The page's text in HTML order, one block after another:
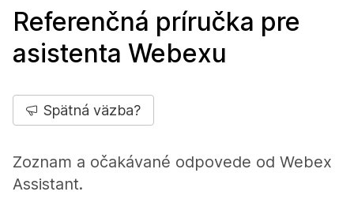
Referenčná príručka pre
asistenta Webexu
Spätná väzba?
Zoznam a očakávané odpovede od Webex
Assistant.